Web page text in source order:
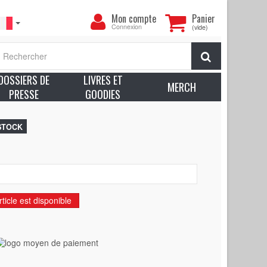
Panier
(vide)
Mon
compte
Mon compte
Connexion
DE
PRESSE
LIVRES ET
GOODIES
MERCH
John Lafia
DE SANG (CHILD'S PLAY 2 - 1990 - France)
état (C8)
plus sur l’état des produits
est disponible